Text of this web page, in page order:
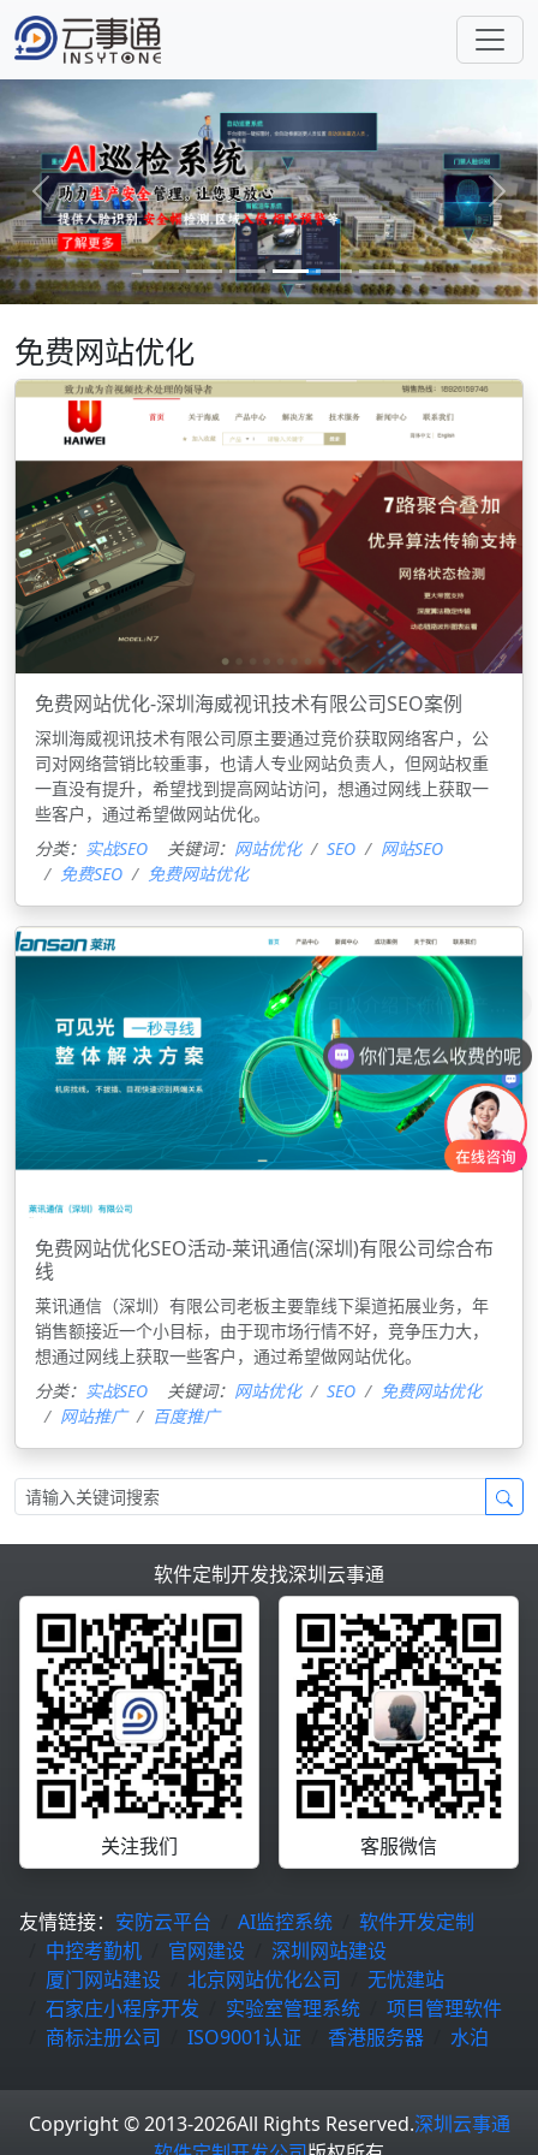
Previous Next
免费网站优化
免费网站优化-深圳海威视讯技术有限公司SEO案例
深圳海威视讯技术有限公司原主要通过竞价获取网络客户，公
司对网络营销比较重事，也请人专业网站负责人，但网站权重
一直没有提升，希望找到提高网站访问，想通过网线上获取一
些客户，通过希望做网站优化。
分类： 实战SEO 关键词： 网站优化 SEO
网站SEO
免费SEO
免费网站优化
免费网站优化SEO活动-莱讯通信(深圳)有限公司综合布
线
莱讯通信（深圳）有限公司老板主要靠线下渠道拓展业务，年
销售额接近一个小目标，由于现市场行情不好，竞争压力大，
想通过网线上获取一些客户，通过希望做网站优化。
分类： 实战SEO 关键词： 网站优化 SEO
免费网站优化
网站推广
百度推广
软件定制开发找深圳云事通
关注我们 客服微信
友情链接： 安防云平台 AI监控系统
软件开发定制
中控考勤机
官网建设
深圳网站建设
厦门网站建设
北京网站优化公司
无忧建站
石家庄小程序开发
实验室管理系统
项目管理软件
商标注册公司
ISO9001认证 香港服务器 水泊
Copyright © 2013-2026All Rights Reserved.深圳云事通
你们是怎么收费的呢